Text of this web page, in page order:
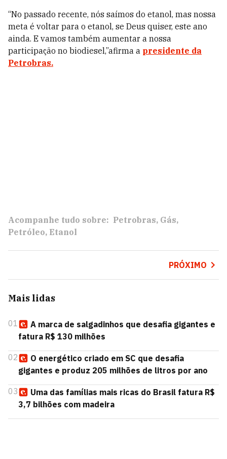
“No passado recente, nós saímos do etanol, mas nossa
meta é voltar para o etanol, se Deus quiser, este ano
ainda. E vamos também aumentar a nossa
participação no biodiesel,”afirma a presidente da
Petrobras.
Acompanhe tudo sobre: Petrobras Gás
Petróleo Etanol
PRÓXIMO
Mais lidas
01
A marca de salgadinhos que desafia gigantes e
fatura R$ 130 milhões
02
O energético criado em SC que desafia
gigantes e produz 205 milhões de litros por ano
03
Uma das famílias mais ricas do Brasil fatura R$
3,7 bilhões com madeira